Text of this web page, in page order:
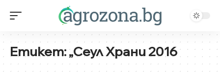
Етикет:„Сеул Храни 2016